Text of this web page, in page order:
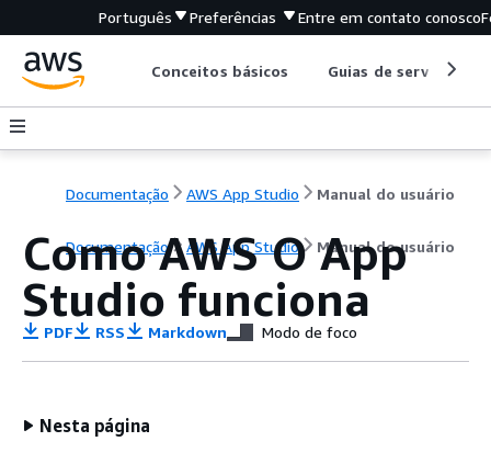
Português Preferências Entre em contato conosco
Conceitos básicos Guias de serviço
Documentação AWS App Studio Manual do usuário
Documentação AWS App Studio Manual do usuário
Como AWS O App
Studio funciona
PDF RSS Markdown Modo de foco
Nesta página